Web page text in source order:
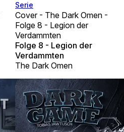
Serie
Cover - The Dark Omen -
Folge 8 - Legion der
Verdammten
Folge 8 - Legion der
Verdammten
The Dark Omen